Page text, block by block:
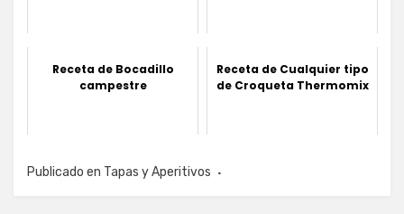
Receta de Bocadillo
campestre
Receta de Cualquier tipo
de Croqueta Thermomix
Publicado en Tapas y Aperitivos